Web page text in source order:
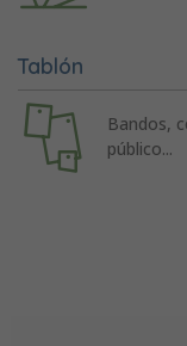
Tablón
Bandos,
público...